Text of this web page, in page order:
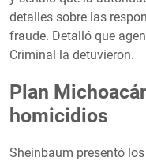
detalles sobre las
fraude. Detalló que
Criminal la detuvieron.
Plan
homicidios
Sheinbaum presentó